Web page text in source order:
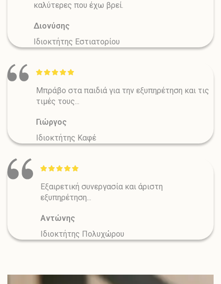
καλύτερες που έχω βρεί.
Διονύσης
Ιδιοκτήτης Εστιατορίου
Μπράβο στα παιδιά για την εξυπηρέτηση και τις
τιμές τους...
Γιώργος
Ιδιοκτήτης Καφέ
Εξαιρετική συνεργασία και άριστη
εξυπηρέτηση...
Αντώνης
Ιδιοκτήτης Πολυχώρου